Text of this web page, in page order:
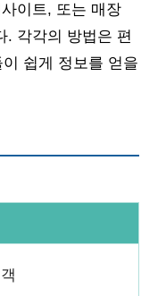
이트, 또는 매장
. 각각의 방법은 편
쉽게 정보를 얻을